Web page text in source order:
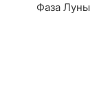
Фаза Луны